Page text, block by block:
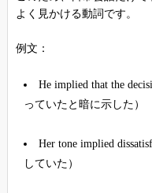
よく見かける動詞です。
例文：
He implied that the
っていたと暗に示した）
Her tone implied
していた）